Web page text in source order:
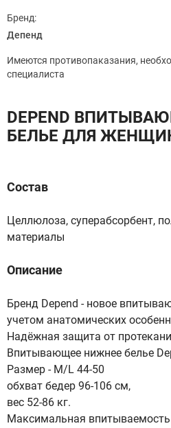
Бренд:
Депенд
Имеются противопаказания,
специалиста
DEPEND
БЕЛЬЕ ДЛЯ
Состав
Целлюлоза, суперабсорбент,
материалы
Описание
Бренд Depend - новое
учетом анатомических
Надёжная защита от
Впитывающее нижнее белье
Размер - M/L 44-50
обхват бедер 96-106 см,
вес 52-86 кг.
Максимальная впитываемость